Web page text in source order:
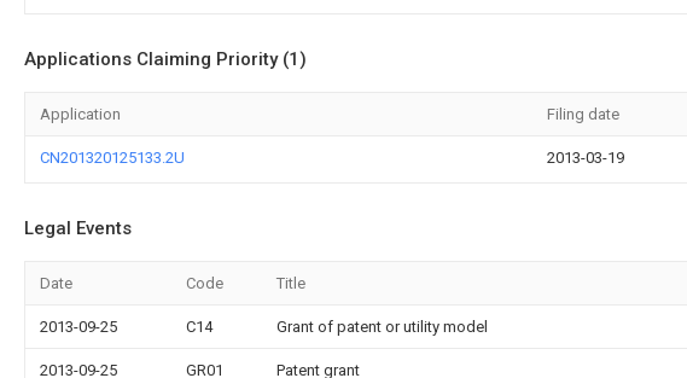
Applications Claiming Priority (1)
Application Filing date
CN201320125133.2U 2013-03-19
Legal Events
Date Code Title
2013-09-25 C14 Grant of patent or utility model
2013-09-25 GR01 Patent grant